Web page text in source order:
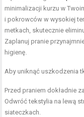
minimalizacji kurzu w
i pokrowców w wysokiej
metkach, skutecznie
Zaplanuj pranie
higienę.
Aby uniknąć uszkodzenia
Przed praniem dokładnie
Odwróć tekstylia na lewą
siateczkach.